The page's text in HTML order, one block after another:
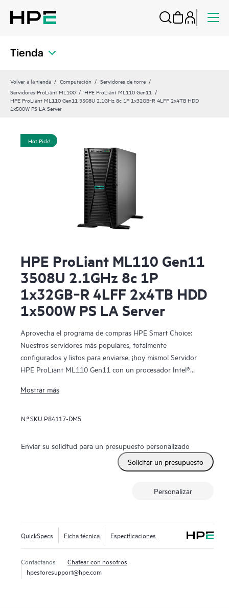
Tienda
Volver a la tienda Computación
Servidores de torre
Servidores ProLiant ML100
HPE ProLiant ML110 Gen11
HPE ProLiant ML110 Gen11 3508U 2.1GHz 8c 1P 1x32GB‑R 4LFF 2x4TB HDD
1x500W PS LA Server
Hot Pick!
HPE ProLiant ML110 Gen11
3508U 2.1GHz 8c 1P
1x32GB‑R 4LFF 2x4TB HDD
1x500W PS LA Server
Aprovecha el programa de compras HPE Smart Choice:
Nuestros servidores más populares, totalmente
configurados y listos para enviarse, ¡hoy mismo! Servidor
HPE ProLiant ML110 Gen11 con un procesador Intel®
rango dual, Intel VROC SATA/NVMe integrado,
estándares, dos HDD HPE 4 TB SATA 6G fundamental para
proveedores, un kit de fuente HPE Platinum hot-plug con
ranura flexible y bajo contenido en halógenos de 500 W y
Mostrar más
N.º SKU P84117-DM5
Enviar su solicitud para un presupuesto personalizado
Solicitar un presupuesto
Personalizar
QuickSpecs Ficha técnica Especificaciones
Contáctanos
Chatear con nosotros
hpestoresupport@hpe.com